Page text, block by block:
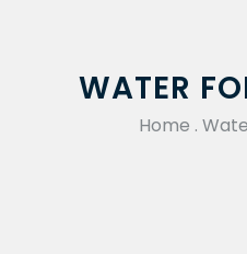
WATER
Home .